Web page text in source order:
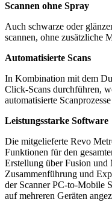
Scannen ohne Spray
Auch schwarze oder
scannen, ohne zusätzliche
Automatisierte Scans
In Kombination mit dem
Click-Scans durchführen,
automatisierte
Leistungsstarke Software
Die mitgelieferte Revo
Funktionen für den
Erstellung über Fusion und
Zusammenführung und
der Scanner PC-to-Mobile
auf mehreren Geräten